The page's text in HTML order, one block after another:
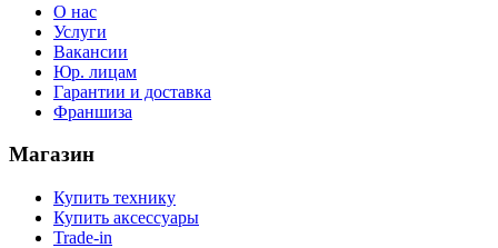
О нас
Услуги
Вакансии
Юр. лицам
Гарантии и доставка
Франшиза
Магазин
Купить технику
Купить аксессуары
Trade-in